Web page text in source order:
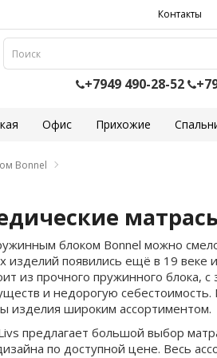
Контакты
+7949 490-28-52
Офис Прихожие
Bonnel
блоком Bonnel можно
изделий появились ещё в 19 веке
из прочного пружинного блока,
и недорогую
изделия широким ассортиментом.
предлагает большой выбор
по доступной цене. Весь